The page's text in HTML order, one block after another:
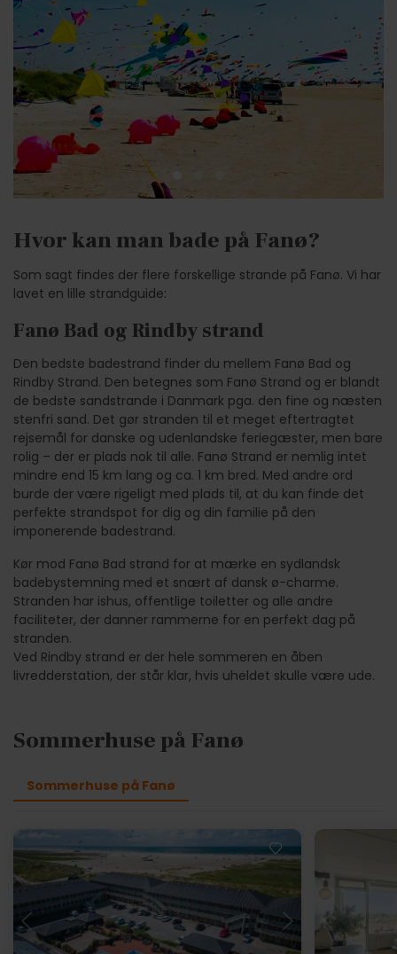
Hvor kan man bade på Fanø?
Som sagt findes der flere forskellige strande på Fanø. Vi har
lavet en lille strandguide:
Fanø Bad og Rindby strand
Den bedste badestrand finder du mellem Fanø Bad og
Rindby Strand. Den betegnes som Fanø Strand og er blandt
de bedste sandstrande i Danmark pga. den fine og næsten
stenfri sand. Det gør stranden til et meget eftertragtet
rejsemål for danske og udenlandske feriegæster, men bare
rolig – der er plads nok til alle. Fanø Strand er nemlig intet
mindre end 15 km lang og ca. 1 km bred. Med andre ord
burde der være rigeligt med plads til, at du kan finde det
perfekte strandspot for dig og din familie på den
imponerende badestrand.
Kør mod Fanø Bad strand for at mærke en sydlandsk
badebystemning med et snært af dansk ø-charme.
Stranden har ishus, offentlige toiletter og alle andre
faciliteter, der danner rammerne for en perfekt dag på
stranden.
Ved Rindby strand er der hele sommeren en åben
livredderstation, der står klar, hvis uheldet skulle være ude.
Sommerhuse på Fanø
Sommerhuse på Fanø
Indlæser...